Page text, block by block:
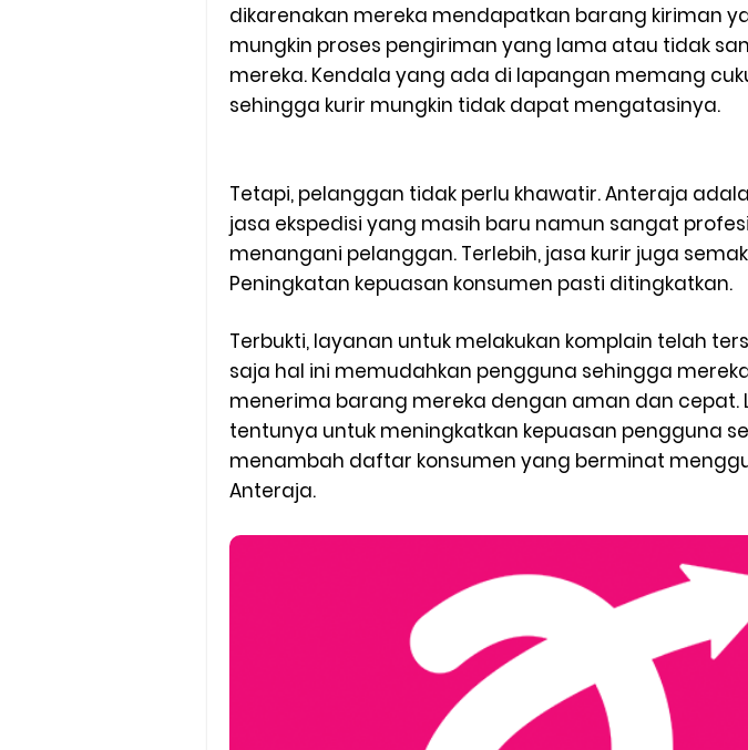
Cara Mudah Melihat Nomor Shopeepay Sendiri dan Orang Lain
7 Cara Mudah Top Up Grab untuk Driver
Penyebab dan Cara Memulihkan Akun Gojek Dibekukan
Cara Menghitung Penghasilan Grab Sesuai dengan Orderan
Cara Menggunakan Paket Telkomsel Mitra Gojek
5 Cara Top Up InDriver dengan Mudah
5 Biaya Potongan Shopee Food yang Perlu Kamu Ketahui
10 Cara Jitu Autobid Untuk Lala Motor dan Mobil 2023
Batas Saldo Untuk Akun Gopay Biasa dan Upgrade
Enroute Drop: Arti dan Penjelasan Resi Gosend
Cara Transfer Gopay ke Shopeepay Tanpa Potongan
Cara Ping Server Shopee Food 2022
dikarenakan mereka mendapatkan barang kiriman
mungkin proses pengiriman yang lama atau tidak
mereka. Kendala yang ada di lapangan memang
sehingga kurir mungkin tidak dapat mengatasinya.
Tetapi, pelanggan tidak perlu khawatir. Anteraja
jasa ekspedisi yang masih baru namun sangat
menangani pelanggan. Terlebih, jasa kurir juga
Peningkatan kepuasan konsumen pasti ditingkatkan.
Terbukti, layanan untuk melakukan komplain telah
saja hal ini memudahkan pengguna sehingga
menerima barang mereka dengan aman dan cepat.
tentunya untuk meningkatkan kepuasan pengguna
menambah daftar konsumen yang berminat
Anteraja.